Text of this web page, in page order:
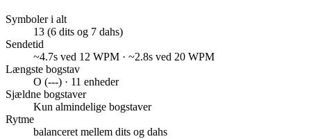
Symboler i alt
13 (6 dits og 7 dahs)
Sendetid
~4.7s ved 12 WPM · ~2.8s ved 20 WPM
Længste bogstav
O (---) · 11 enheder
Sjældne bogstaver
Kun almindelige bogstaver
Rytme
balanceret mellem dits og dahs